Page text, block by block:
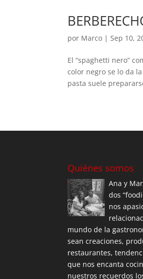
por Marco |Sep 10,
El “spaghetti nero”
color negro se lo da
pasta suele
Quiénes somos
Ana y
dos
nos
mundo de la
sean creaciones,
restaurantes,
que nos encanta
nuestros recuerdos